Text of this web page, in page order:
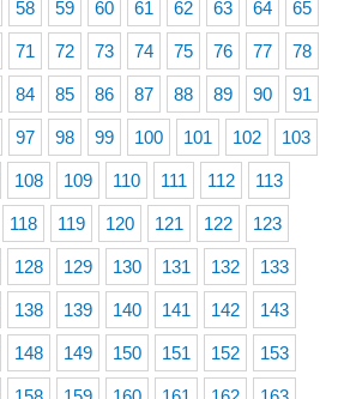
58 59 60 61 62 63 64 65
71 72 73 74 75 76 77 78
84 85 86 87 88 89 90 91
97 98 99 100 101 102 103
108 109 110 111 112 113
118 119 120 121 122 123
128 129 130 131 132 133
138 139 140 141 142 143
148 149 150 151 152 153